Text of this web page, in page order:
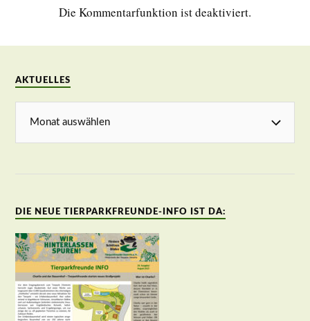
Die Kommentarfunktion ist deaktiviert.
AKTUELLES
DIE NEUE TIERPARKFREUNDE-INFO IST DA: